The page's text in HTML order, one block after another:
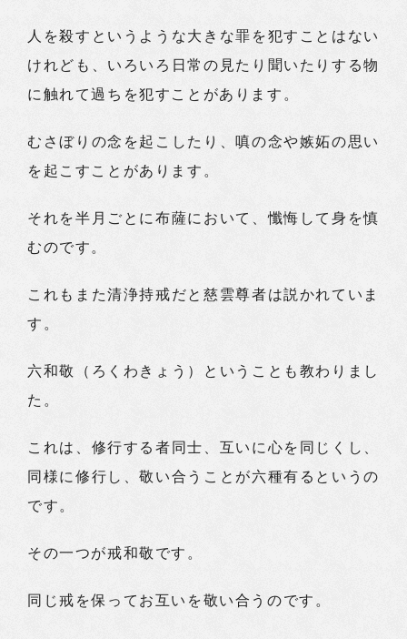
人を殺すというような大きな罪を犯すことはない
けれども、いろいろ日常の見たり聞いたりする物
に触れて過ちを犯すことがあります。
むさぼりの念を起こしたり、嗔の念や嫉妬の思い
を起こすことがあります。
それを半月ごとに布薩において、懺悔して身を慎
むのです。
これもまた清浄持戒だと慈雲尊者は説かれていま
す。
六和敬（ろくわきょう）ということも教わりまし
た。
これは、修行する者同士、互いに心を同じくし、
同様に修行し、敬い合うことが六種有るというの
です。
その一つが戒和敬です。
同じ戒を保ってお互いを敬い合うのです。